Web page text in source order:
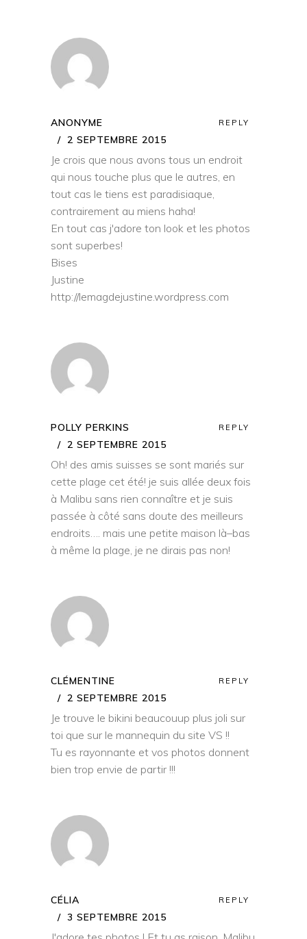
ANONYME
2 SEPTEMBRE 2015
REPLY
Je crois que nous avons tous un endroit
qui nous touche plus que le autres, en
tout cas le tiens est paradisiaque,
contrairement au miens haha!
En tout cas j'adore ton look et les photos
sont superbes!
Bises
Justine
http://lemagdejustine.wordpress.com
POLLY PERKINS
2 SEPTEMBRE 2015
REPLY
Oh! des amis suisses se sont mariés sur
cette plage cet été! je suis allée deux fois
à Malibu sans rien connaître et je suis
passée à côté sans doute des meilleurs
endroits…. mais une petite maison là–bas
à même la plage, je ne dirais pas non!
CLÉMENTINE
2 SEPTEMBRE 2015
REPLY
Je trouve le bikini beaucouup plus joli sur
toi que sur le mannequin du site VS !!
Tu es rayonnante et vos photos donnent
bien trop envie de partir !!!
CÉLIA
3 SEPTEMBRE 2015
REPLY